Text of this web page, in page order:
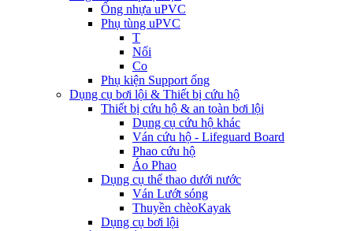
Ống nhựa uPVC
Phụ tùng uPVC
T
Nối
Co
Phụ kiện Support ống
Dụng cụ bơi lội & Thiết bị cứu hộ
Thiết bị cứu hộ & an toàn bơi lội
Dụng cụ cứu hộ khác
Ván cứu hộ - Lifeguard Board
Phao cứu hộ
Áo Phao
Dụng cụ thể thao dưới nước
Ván Lướt sóng
Thuyền chèoKayak
Dụng cụ bơi lội